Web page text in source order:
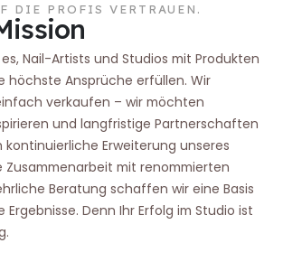
DIE PROFIS VERTRAUEN.
Nail-Artists und Studios mit Produkten
höchste Ansprüche erfüllen. Wir
verkaufen – wir möchten
und langfristige Partnerschaften
Erweiterung unseres
Zusammenarbeit mit renommierten
Beratung schaffen wir eine Basis
Denn Ihr Erfolg im Studio ist